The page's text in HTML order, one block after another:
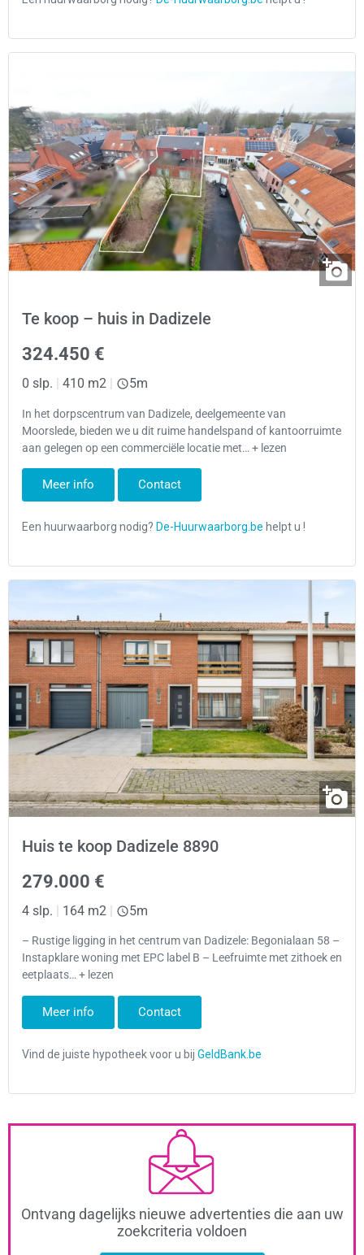
Te koop – huis in Dadizele
324.450 €
0 slp. | 410 m2 | 5m
In het dorpscentrum van Dadizele, deelgemeente van
Moorslede, bieden we u dit ruime handelspand of kantoorruimte
aan gelegen op een commerciële locatie met… + lezen
Meer info Contact
Huis te koop Dadizele 8890
279.000 €
4 slp. | 164 m2 | 5m
– Rustige ligging in het centrum van Dadizele: Begonialaan 58 –
Instapklare woning met EPC label B – Leefruimte met zithoek en
eetplaats… + lezen
Meer info Contact
Ontvang dagelijks nieuwe advertenties die aan uw
zoekcriteria voldoen